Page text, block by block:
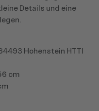
Details und eine
Hohenstein HTTI
cm